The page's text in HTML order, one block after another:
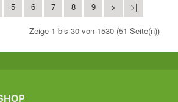
5 6 7 8 9 > >|
Zeige 1 bis 30 von 1530 (51 Seite(n))